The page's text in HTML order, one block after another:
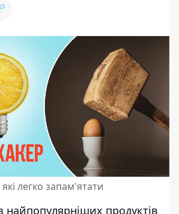
легко запам'ятати
найпопулярніших продуктів